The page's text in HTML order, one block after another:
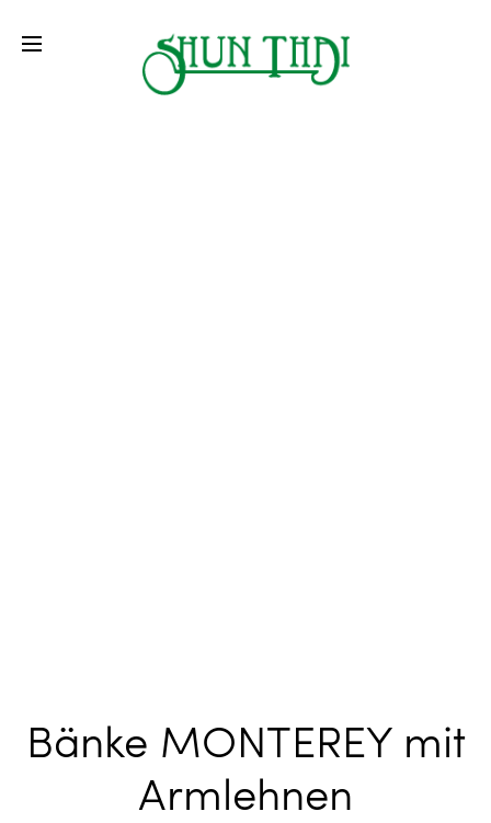
Bänke MONTEREY mit
Armlehnen